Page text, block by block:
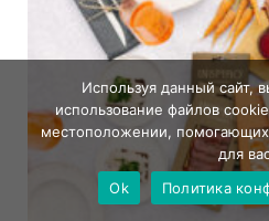
Используя данный сайт,
использование файлов
местоположении, помогающих
для
Ok
Политика